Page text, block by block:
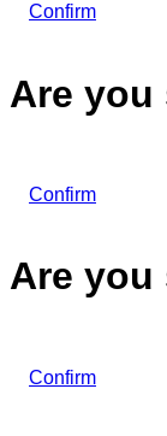
Confirm
Are you
Confirm
Are you
Confirm